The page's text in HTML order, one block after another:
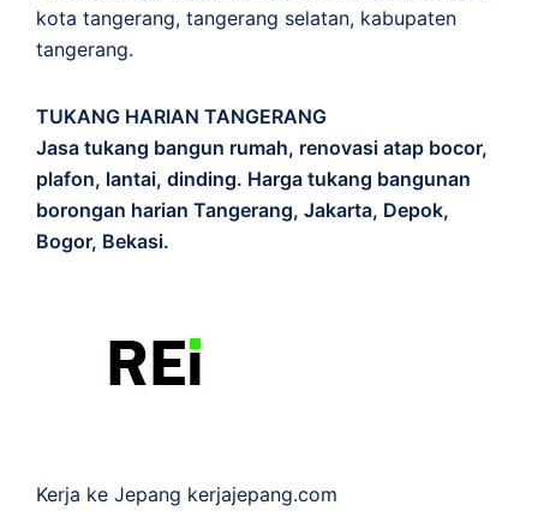
kota tangerang, tangerang selatan, kabupaten
tangerang.
TUKANG HARIAN TANGERANG
Jasa tukang bangun rumah, renovasi atap bocor,
plafon, lantai, dinding. Harga tukang bangunan
borongan harian Tangerang, Jakarta, Depok,
Bogor, Bekasi.
Kerja ke Jepang kerjajepang.com